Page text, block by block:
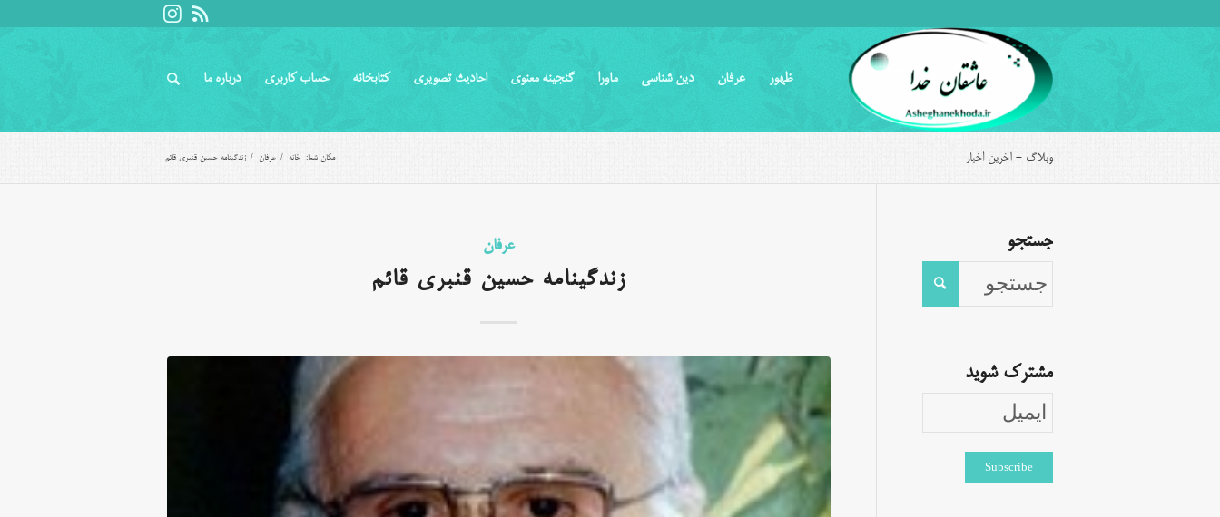
ظهور عرفان دین شناسی ماورا گنجینه معنوی احادیث تصویری کتابخانه حساب کاربری درباره ما
وبلاگ - آخرین اخبار مکان شما: خانه / عرفان / زندگینامه حسین قنبری قائم
عرفان
زندگینامه حسین قنبری قائم
جستجو
مشترک شوید